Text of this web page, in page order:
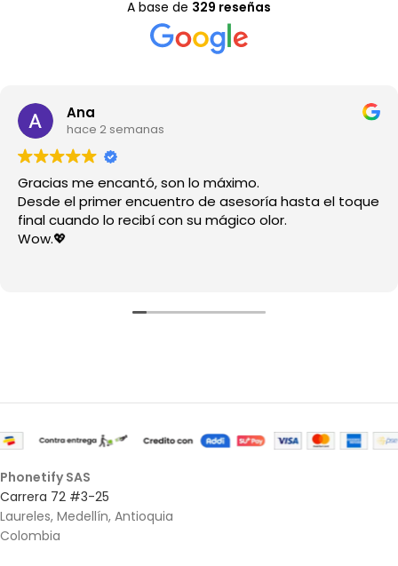
A base de 329 reseñas
Ana
hace 2 semanas
Gracias me encantó, son lo máximo.
Desde el primer encuentro de asesoría hasta el toque
final cuando lo recibí con su mágico olor.
Wow.💖
Phonetify SAS
Carrera 72 #3-25
Laureles, Medellín, Antioquia
Colombia